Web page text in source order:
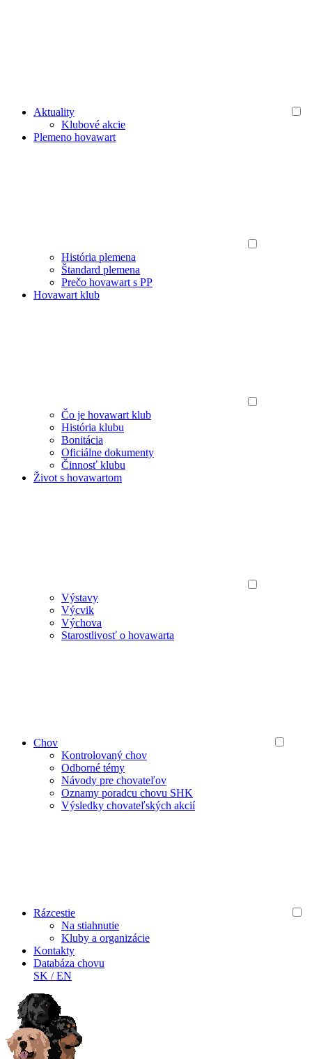
Aktuality
Klubové akcie
Plemeno hovawart
História plemena
Štandard plemena
Prečo hovawart s PP
Hovawart klub
Čo je hovawart klub
História klubu
Bonitácia
Oficiálne dokumenty
Činnosť klubu
Život s hovawartom
Výstavy
Výcvik
Výchova
Starostlivosť o hovawarta
Chov
Kontrolovaný chov
Odborné témy
Návody pre chovateľov
Oznamy poradcu chovu SHK
Výsledky chovateľských akcií
Rázcestie
Na stiahnutie
Kluby a organizácie
Kontakty
Databáza chovu
SK /EN